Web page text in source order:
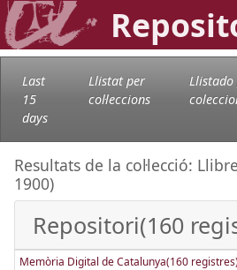
Last
15
days
Llistat per
col·leccions
Resultats de la col·lecció:
1900)
Repositori(160
Memòria Digital de Catalunya(160